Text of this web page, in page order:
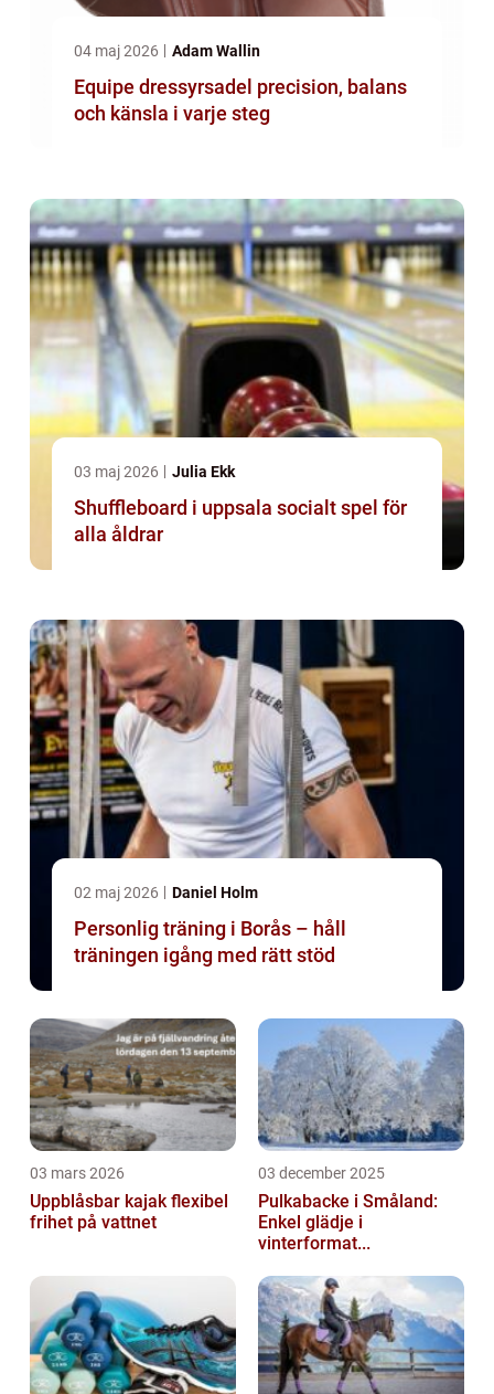
04 maj 2026 Adam Wallin
Equipe dressyrsadel precision, balans
och känsla i varje steg
03 maj 2026 Julia Ekk
Shuffleboard i uppsala socialt spel för
alla åldrar
02 maj 2026 Daniel Holm
Personlig träning i Borås – håll
träningen igång med rätt stöd
03 mars 2026
Uppblåsbar kajak flexibel
frihet på vattnet
03 december 2025
Pulkabacke i Småland:
Enkel glädje i
vinterformat...